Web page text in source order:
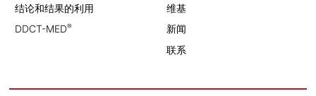
结论和结果的利用
DDCT-MED®
维基
新闻
联系